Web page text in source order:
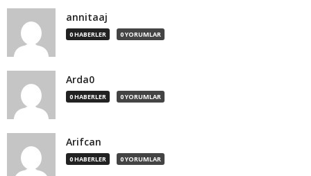
annitaaj
0 HABERLER 0 YORUMLAR
Arda0
0 HABERLER 0 YORUMLAR
Arifcan
0 HABERLER 0 YORUMLAR